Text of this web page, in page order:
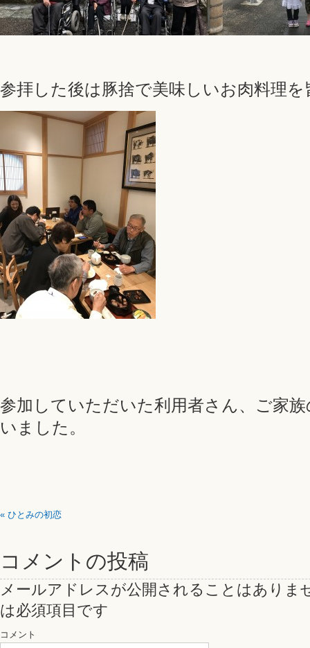
参拝した後は豚捨で美味しいお肉料理
参加していただいた利用者さん、ご家
いました。
« ひとみの初恋
コメントの投稿
メールアドレスが公開されることはありま
は必須項目です
コメント